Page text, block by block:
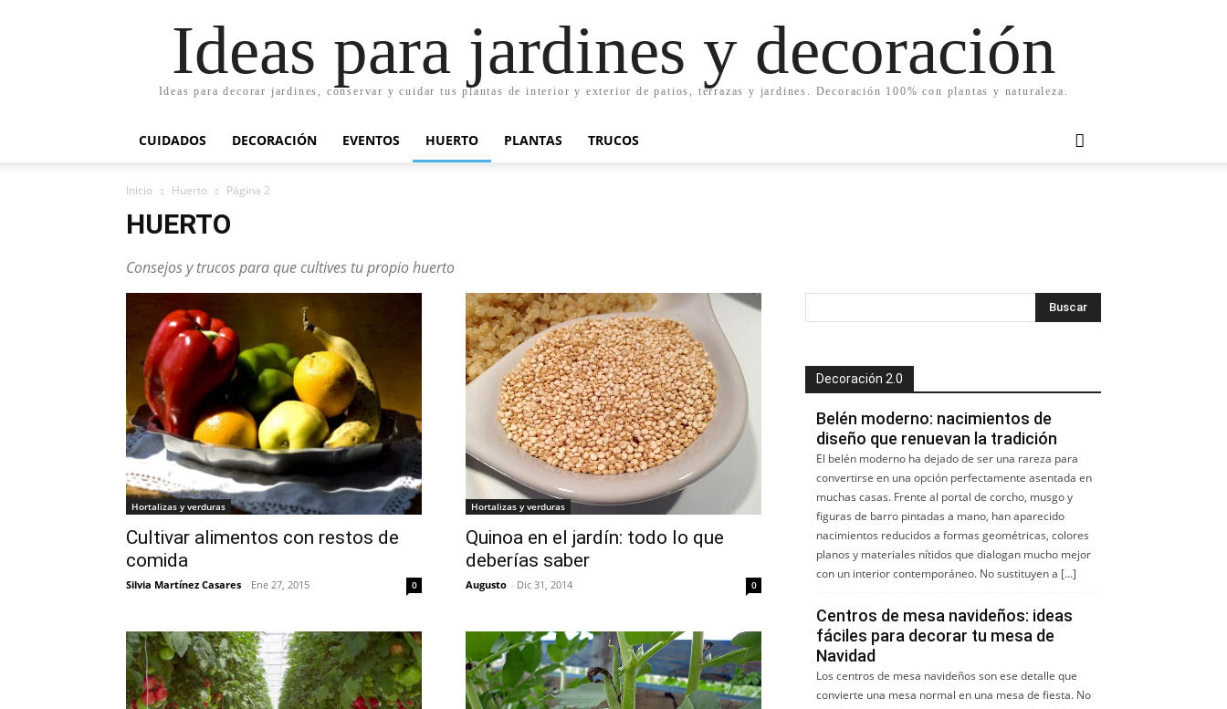
Ideas para jardines y decoración
Ideas para decorar jardines, conservar y cuidar tus plantas de interior y exterior de patios, terrazas y jardines. Decoración 100% con plantas y naturaleza.
CUIDADOS DECORACIÓN EVENTOS HUERTO PLANTAS TRUCOS
Inicio Huerto Página 2
HUERTO
Consejos y trucos para que cultives tu propio huerto
Hortalizas y verduras
Cultivar alimentos con restos de
comida
Silvia Martínez Casares - Ene 27, 2015 0
Hortalizas y verduras
Quinoa en el jardín: todo lo que
deberías saber
Augusto - Dic 31, 2014 0
Decoración 2.0
Belén moderno: nacimientos de
diseño que renuevan la tradición
El belén moderno ha dejado de ser una rareza para
convertirse en una opción perfectamente asentada en
muchas casas. Frente al portal de corcho, musgo y
figuras de barro pintadas a mano, han aparecido
nacimientos reducidos a formas geométricas, colores
planos y materiales nítidos que dialogan mucho mejor
con un interior contemporáneo. No sustituyen a […]
Centros de mesa navideños: ideas
fáciles para decorar tu mesa de
Navidad
Los centros de mesa navideños son ese detalle que
convierte una mesa normal en una mesa de fiesta. No